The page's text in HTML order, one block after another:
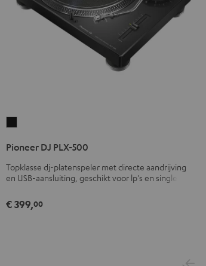
PLX-
500
Zwart
Pioneer DJ PLX-500
Topklasse dj-platenspeler met directe aandrijving
en USB-aansluiting, geschikt voor lp's en singles
€ 399,00